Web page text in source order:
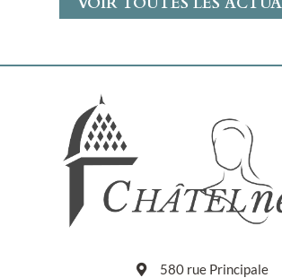
580 rue Principale